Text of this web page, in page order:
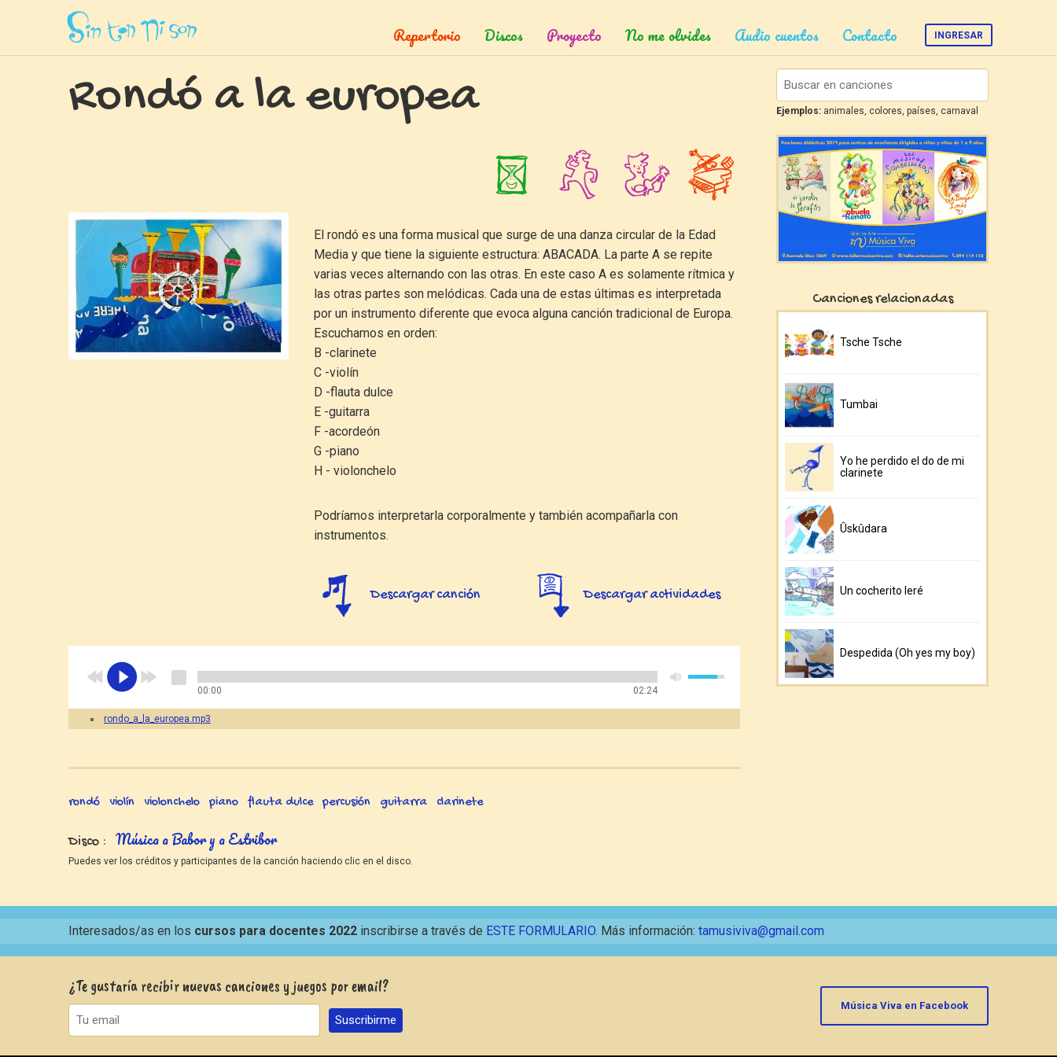
Repertorio Discos Proyecto No me olvides Audio cuentos Contacto INGRESAR
Inicio » Canciones » Rondo A La Europea
Rondó a la europea
El rondó es una forma musical que surge de una danza circular de la Edad
Media y que tiene la siguiente estructura: ABACADA. La parte A se repite
varias veces alternando con las otras. En este caso A es solamente rítmica y
las otras partes son melódicas. Cada una de estas últimas es interpretada
por un instrumento diferente que evoca alguna canción tradicional de Europa.
Escuchamos en orden:
B -clarinete
C -violín
D -flauta dulce
E -guitarra
F -acordeón
G -piano
H - violonchelo
Podríamos interpretarla corporalmente y también acompañarla con
instrumentos.
Descargar canción Descargar actividades
00:00 02:24
rondo_a_la_europea.mp3
rondó violín violonchelo piano flauta dulce percusión guitarra clarinete
Disco Música a Babor y a Estribor
Puedes ver los créditos y participantes de la canción haciendo clic en el disco.
Ejemplos: animales, colores, países, carnaval
Canciones relacionadas
Tsche Tsche
Tumbai
Yo he perdido el do de mi
clarinete
Ûskûdara
Un cocherito leré
Despedida (Oh yes my boy)
Interesados/as en los cursos para docentes 2022 inscribirse a través de ESTE FORMULARIO. Más información: tamusiviva@gmail.com
¿Te gustaría recibir nuevas canciones y juegos por email?
Música Viva en Facebook